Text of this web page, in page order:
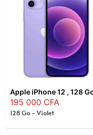
195 000 CFA
128 Go - Violet